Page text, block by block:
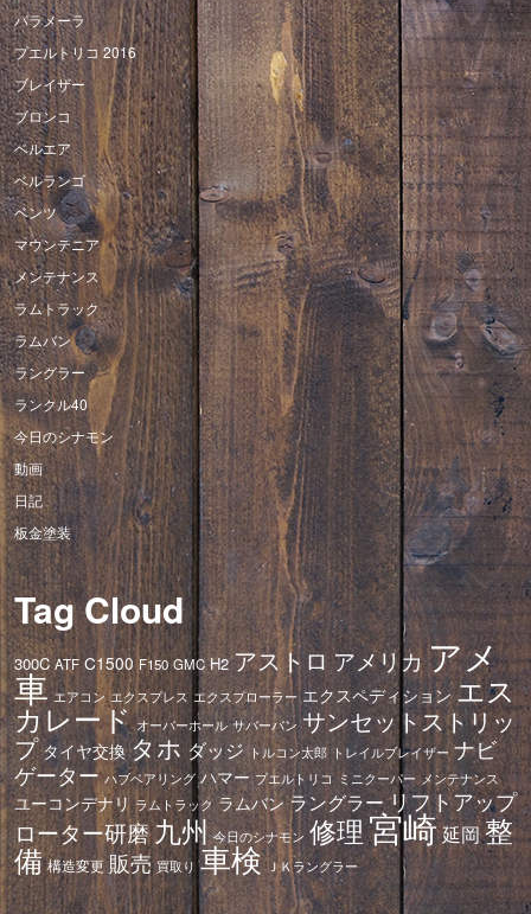
パラメーラ
プエルトリコ 2016
ブレイザー
ブロンコ
ベルエア
ベルランゴ
ベンツ
マウンテニア
メンテナンス
ラムトラック
ラムバン
ラングラー
ランクル40
今日のシナモン
動画
日記
板金塗装
Tag Cloud
300C ATF C1500 F150 GMC H2 アストロ アメリカアメ
車 エアコン エクスプレス エクスプローラー エクスペディション エス
カレード オーバーホール サバーバン サンセットストリッ
プ タイヤ交換タホ ダッジ トルコン太郎 トレイルブレイザー ナビ
ゲーター ハブベアリング ハマー プエルトリコ ミニクーパー メンテナンス
ユーコンデナリ ラムトラック ラムバン ラングラー リフトアップ
ローター研磨九州 今日のシナモン 修理宮崎延岡整
備 構造変更 販売 買取り 車検 ＪＫラングラー